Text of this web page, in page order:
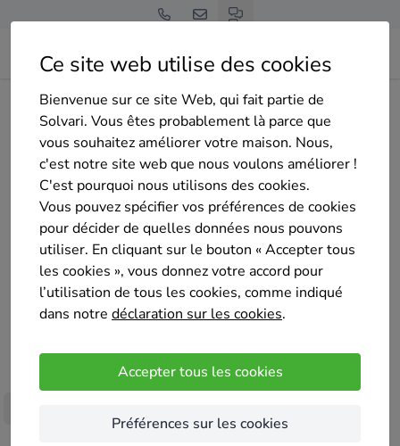
Ce site web utilise des cookies
Bienvenue sur ce site Web, qui fait partie de
Solvari. Vous êtes probablement là parce que
vous souhaitez améliorer votre maison. Nous,
c'est notre site web que nous voulons améliorer !
C'est pourquoi nous utilisons des cookies.
Vous pouvez spécifier vos préférences de cookies
pour décider de quelles données nous pouvons
utiliser. En cliquant sur le bouton « Accepter tous
les cookies », vous donnez votre accord pour
l’utilisation de tous les cookies, comme indiqué
dans notre déclaration sur les cookies.
Accepter tous les cookies
Préférences sur les cookies
Home Panneaux solaires Bruxelles Bruxelles Stefan Ionel
Stefan Ionel
Pas encore d'évaluation
Bruxelles
Bonjour,
Je suis spécialiste en automatisation, domotique,
climatisation, ventilation et électricité.
tous vos projets. Réalisation professionnelle et